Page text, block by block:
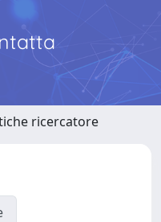
ricercatore